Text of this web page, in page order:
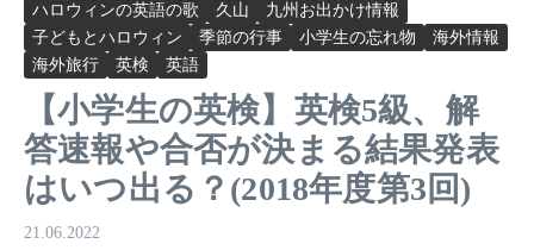
ハロウィンの英語の歌
久山
九州お出かけ情報
子どもとハロウィン
季節の行事 小学生の忘れ物
海外情報
海外旅行
英検 英語
【小学生の英検】英検5級、解
答速報や合否が決まる結果発表
はいつ出る？(2018年度第3回)
21.06.2022